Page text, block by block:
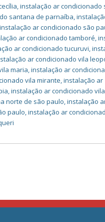
,instalação ar condicionado
santana de parnaíba,
instalação ar condicionado são
ar condicionado tamboré,
ar condicionado tucuruvi,
ar condicionado vila
maria,instalação ar
vila mirante,instalação ar
,instalação ar condicionado
norte de são paulo,instalação
paulo,instalação ar